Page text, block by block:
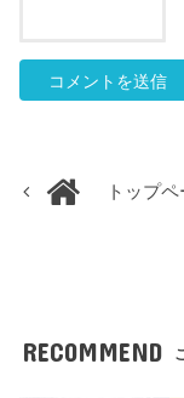
トップ
RECOMMEND